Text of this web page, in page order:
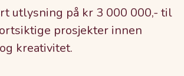
utlysning på kr 3 000 000,- til
prosjekter innen
kreativitet.